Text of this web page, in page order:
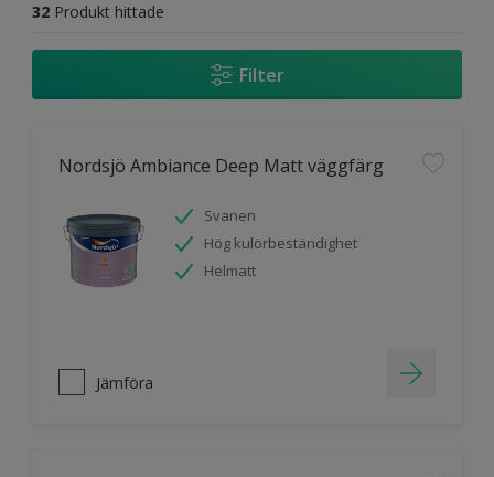
32 Produkt hittade
Filter
Nordsjö Ambiance Deep Matt väggfärg
Svanen
Hög kulörbeständighet
Helmatt
Jämföra